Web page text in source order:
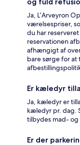
Ja, L’Arveyron
værelsespriser,
du har
reservationen
afhængigt af
bare sørge for
Er kæledyr
Ja, kæledyr er
kæledyr pr. dag.
tilbydes mad- og
Er der